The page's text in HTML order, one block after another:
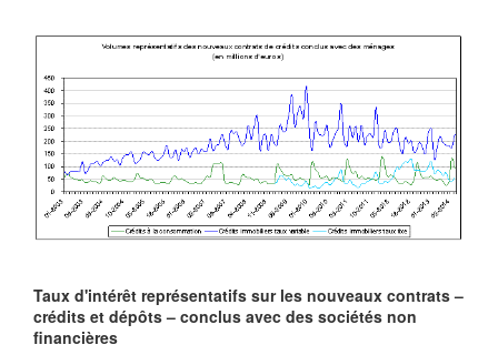
Taux d'intérêt représentatifs sur les nouveaux contrats –
crédits et dépôts – conclus avec des sociétés non
financières